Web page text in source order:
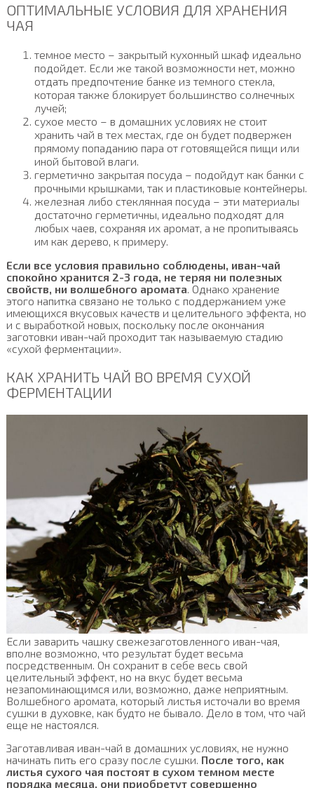
ОПТИМАЛЬНЫЕ УСЛОВИЯ ДЛЯ ХРАНЕНИЯ
ЧАЯ
темное место – закрытый кухонный шкаф идеально
подойдет. Если же такой возможности нет, можно
отдать предпочтение банке из темного стекла,
которая также блокирует большинство солнечных
лучей;
сухое место – в домашних условиях не стоит
хранить чай в тех местах, где он будет подвержен
прямому попаданию пара от готовящейся пищи или
иной бытовой влаги.
герметично закрытая посуда – подойдут как банки с
прочными крышками, так и пластиковые контейнеры.
железная либо стеклянная посуда – эти материалы
достаточно герметичны, идеально подходят для
любых чаев, сохраняя их аромат, а не пропитываясь
им как дерево, к примеру.
Если все условия правильно соблюдены, иван-чай
спокойно хранится 2-3 года, не теряя ни полезных
свойств, ни волшебного аромата. Однако хранение
этого напитка связано не только с поддержанием уже
имеющихся вкусовых качеств и целительного эффекта, но
и с выработкой новых, поскольку после окончания
заготовки иван-чай проходит так называемую стадию
«сухой ферментации».
КАК ХРАНИТЬ ЧАЙ ВО ВРЕМЯ СУХОЙ
ФЕРМЕНТАЦИИ
Если заварить чашку свежезаготовленного иван-чая,
вполне возможно, что результат будет весьма
посредственным. Он сохранит в себе весь свой
целительный эффект, но на вкус будет весьма
незапоминающимся или, возможно, даже неприятным.
Волшебного аромата, который листья источали во время
сушки в духовке, как будто не бывало. Дело в том, что чай
еще не настоялся.
Заготавливая иван-чай в домашних условиях, не нужно
начинать пить его сразу после сушки. После того, как
листья сухого чая постоят в сухом темном месте
порядка месяца, они приобретут совершенно